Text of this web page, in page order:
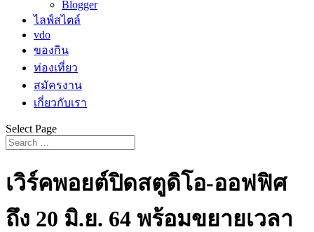
Blogger
ไลฟ์สไตล์
vdo
ของกิน
ท่องเที่ยว
สมัครงาน
เกี่ยวกับเรา
Select Page
เวิร์คพอยต์ปิดสตูดิโอ-ออฟฟิศ
ถึง 20 มิ.ย. 64 พร้อมขยายเวลา